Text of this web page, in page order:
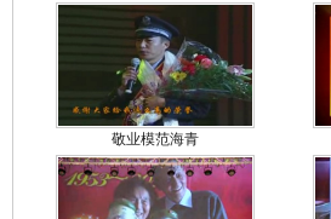
敬业模范海青